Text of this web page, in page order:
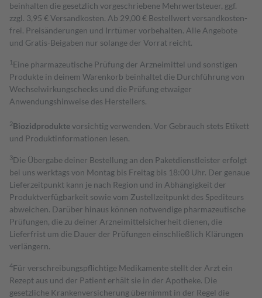
beinhalten die gesetzlich vorgeschriebene Mehrwertsteuer, ggf.
zzgl. 3,95 € Versandkosten. Ab 29,00 € Bestell­wert versand­kosten­
frei. Preisänderungen und Irrtümer vorbehalten. Alle Angebote
und Gratis-Beigaben nur solange der Vorrat reicht.
1 Eine pharmazeutische Prüfung der Arzneimittel und sonstigen
Produkte in deinem Warenkorb beinhaltet die Durchführung von
Wechselwirkungschecks und die Prüfung etwaiger
Anwendungshinweise des Herstellers.
2Biozidproduktevorsichtig verwenden. Vor Gebrauch stets Etikett
und Produktinformationen lesen.
3Die Übergabe deiner Bestellung an den Paketdienstleister erfolgt
bei uns werktags von Montag bis Freitag bis 18:00 Uhr. Der genaue
Lieferzeitpunkt kann je nach Region und in Abhängigkeit der
Produktverfügbarkeit sowie vom Zustellzeitpunkt des Spediteurs
abweichen. Darüber hinaus können notwendige pharmazeutische
Prüfungen, die zu deiner Arzneimittelsicherheit dienen, die
Lieferfrist um die Dauer der Prüfungen einschließlich Klärungen
verlängern.
4Für verschreibungspflichtige Medikamente stellt der Arzt ein
Rezept aus und der Patient erhält sie in der Apotheke. Die
gesetzliche Krankenversicherung übernimmt in der Regel die